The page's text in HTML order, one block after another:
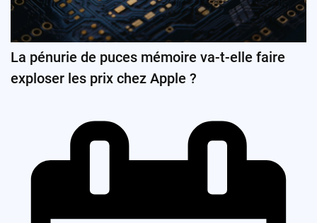
La pénurie de puces mémoire va-t-elle faire
exploser les prix chez Apple ?